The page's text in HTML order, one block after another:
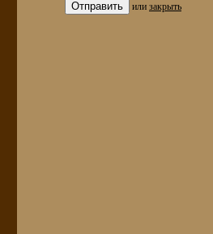
или закрыть